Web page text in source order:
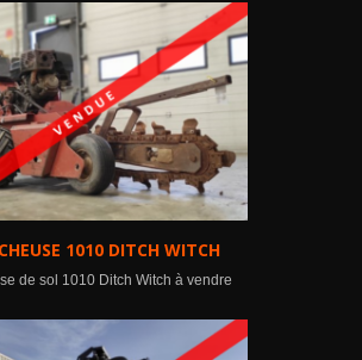
1010 DITCH WITCH
de sol 1010 Ditch Witch à vendre